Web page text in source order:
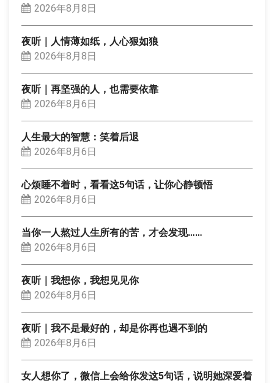
2026年8月8日
夜听｜人情薄如纸，人心狠如狼
2026年8月8日
夜听｜再坚强的人，也需要依靠
2026年8月6日
人生最大的智慧：笑着后退
2026年8月6日
心烦睡不着时，看看这5句话，让你心静顿悟
2026年8月6日
当你一人熬过人生所有的苦，才会发现……
2026年8月6日
夜听｜我想你，我想见见你
2026年8月6日
夜听｜我不是最好的，却是你再也遇不到的
2026年8月6日
女人想你了，微信上会给你发这5句话，说明她深爱着